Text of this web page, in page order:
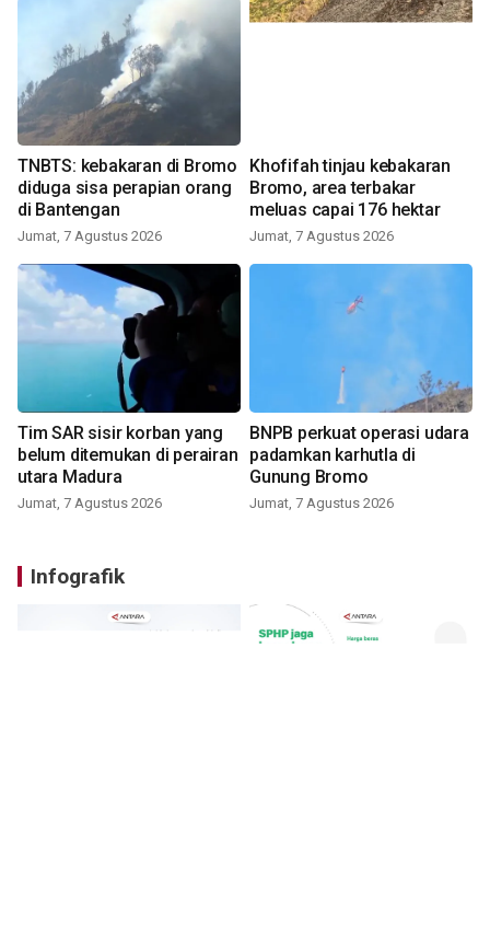
TNBTS: kebakaran di Bromo
diduga sisa perapian orang
di Bantengan
Jumat, 7 Agustus 2026
Khofifah tinjau kebakaran
Bromo, area terbakar
meluas capai 176 hektar
Jumat, 7 Agustus 2026
Tim SAR sisir korban yang
belum ditemukan di perairan
utara Madura
Jumat, 7 Agustus 2026
BNPB perkuat operasi udara
padamkan karhutla di
Gunung Bromo
Jumat, 7 Agustus 2026
Infografik